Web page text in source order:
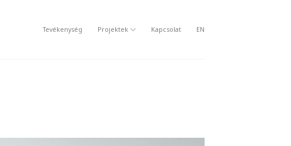
Tevékenység Projektek Kapcsolat EN